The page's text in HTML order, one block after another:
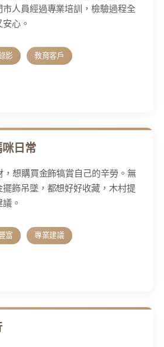
人員經過專業培訓，檢驗過程全
心。
影 教育客戶
咪日常
，想購買金飾犒賞自己的辛勞。無
飾吊墜，都想好好收藏，木村提
。
富 專業建議